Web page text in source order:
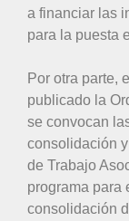
a financiar las
para la puesta
Por otra parte,
publicado la
se convocan
consolidación
de Trabajo
programa para
consolidación